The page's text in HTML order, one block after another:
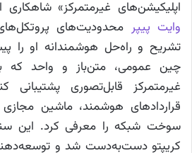
اپلیکیشن‌های غیرمتمرکز» شاهکاری
وایت پیپر محدودیت‌های
تشریح و راه‌حل هوشمندانه او را
چین عمومی، متن‌باز و واحد که
غیرمتمرکز قابل‌تصوری
قراردادهای هوشمند، ماشین مجازی
سوخت شبکه را معرفی کرد. این
کریپتو دست‌به‌دست شد و